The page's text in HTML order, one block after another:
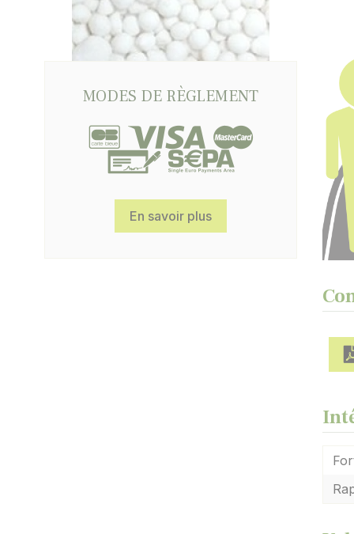
MODES DE RÈGLEMENT
En savoir plus